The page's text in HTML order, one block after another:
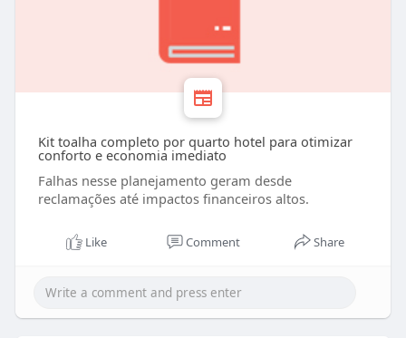
Kit toalha completo por quarto hotel para otimizar
conforto e economia imediato
Falhas nesse planejamento geram desde
reclamações até impactos financeiros altos.
Like Comment Share